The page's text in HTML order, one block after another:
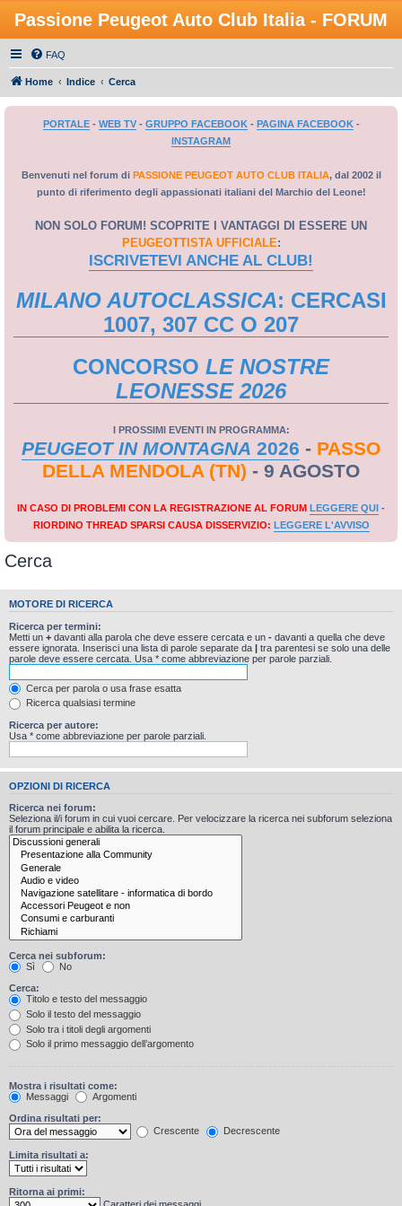
Passione Peugeot Auto Club Italia - FORUM
FAQ
Home Indice Cerca
PORTALE- WEB TV- GRUPPO FACEBOOK- PAGINA FACEBOOK-
INSTAGRAM
Benvenuti nel forum di PASSIONE PEUGEOT AUTO CLUB ITALIA, dal 2002 il
punto di riferimento degli appassionati italiani del Marchio del Leone!
NON SOLO FORUM! SCOPRITE I VANTAGGI DI ESSERE UN
PEUGEOTTISTA UFFICIALE:
ISCRIVETEVI ANCHE AL CLUB!
MILANO AUTOCLASSICA: CERCASI
1007, 307 CC O 207
CONCORSO LE NOSTRE
LEONESSE 2026
I PROSSIMI EVENTI IN PROGRAMMA:
PEUGEOT IN MONTAGNA 2026 - PASSO
DELLA MENDOLA (TN) - 9 AGOSTO
IN CASO DI PROBLEMI CON LA REGISTRAZIONE AL FORUM LEGGERE QUI -
RIORDINO THREAD SPARSI CAUSA DISSERVIZIO: LEGGERE L'AVVISO
Cerca
MOTORE DI RICERCA
Ricerca per termini:
Metti un + davanti alla parola che deve essere cercata e un - davanti a quella che deve
essere ignorata. Inserisci una lista di parole separate da | tra parentesi se solo una delle
parole deve essere cercata. Usa * come abbreviazione per parole parziali.
Cerca per parola o usa frase esatta
Ricerca qualsiasi termine
Ricerca per autore:
Usa * come abbreviazione per parole parziali.
OPZIONI DI RICERCA
Ricerca nei forum:
Seleziona il/i forum in cui vuoi cercare. Per velocizzare la ricerca nei subforum seleziona
il forum principale e abilita la ricerca.
Cerca nei subforum:
Sì
No
Cerca:
Titolo e testo del messaggio
Solo il testo del messaggio
Solo tra i titoli degli argomenti
Solo il primo messaggio dell’argomento
Mostra i risultati come:
Messaggi
Argomenti
Ordina risultati per:
Crescente
Decrescente
Limita risultati a:
Ritorna ai primi: